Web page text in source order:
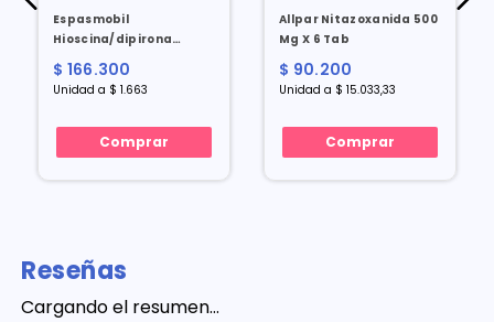
Espasmobil
Hioscina/dipirona
10/300 Mg X 25 Sobres X
4 Grageas
$ 166.300
Unidad a $ 1.663
Comprar
Allpar Nitazoxanida 500
Mg X 6 Tab
$ 90.200
Unidad a $ 15.033,33
Comprar
Reseñas
Cargando el resumen…